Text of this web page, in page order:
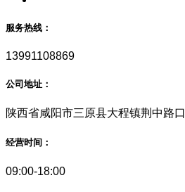
服务热线：
13991108869
公司地址：
陕西省咸阳市三原县大程镇荆中路口
经营时间：
09:00-18:00